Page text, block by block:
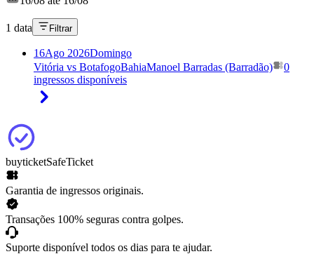
1 data Filtrar
16Ago 2026Domingo
Vitória vs BotafogoBahiaManoel Barradas (Barradão)
0
ingressos disponíveis
buyticketSafeTicket
Garantia de ingressos originais.
Transações 100% seguras contra golpes.
Suporte disponível todos os dias para te ajudar.